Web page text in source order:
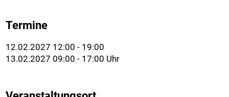
Termine
12.02.2027 12:00 - 19:00
13.02.2027 09:00 - 17:00 Uhr